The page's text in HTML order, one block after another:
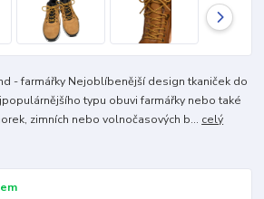
- farmářky Nejoblíbenější design tkaniček do
typu obuvi farmářky nebo také
zimních nebo volnočasových b... celý